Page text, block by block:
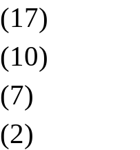
(17)
(10)
(7)
(2)